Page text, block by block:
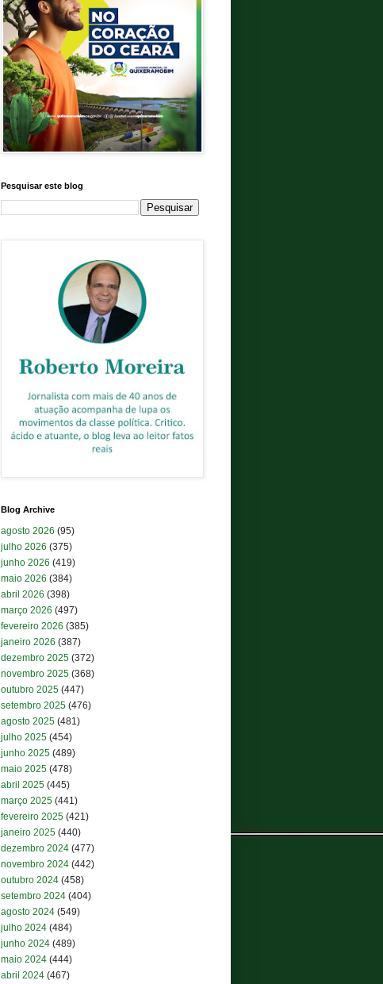
Pesquisar este blog
Blog Archive
agosto 2026 (95)
julho 2026 (375)
junho 2026 (419)
maio 2026 (384)
abril 2026 (398)
março 2026 (497)
fevereiro 2026 (385)
janeiro 2026 (387)
dezembro 2025 (372)
novembro 2025 (368)
outubro 2025 (447)
setembro 2025 (476)
agosto 2025 (481)
julho 2025 (454)
junho 2025 (489)
maio 2025 (478)
abril 2025 (445)
março 2025 (441)
fevereiro 2025 (421)
janeiro 2025 (440)
dezembro 2024 (477)
novembro 2024 (442)
outubro 2024 (458)
setembro 2024 (404)
agosto 2024 (549)
julho 2024 (484)
junho 2024 (489)
maio 2024 (444)
abril 2024 (467)